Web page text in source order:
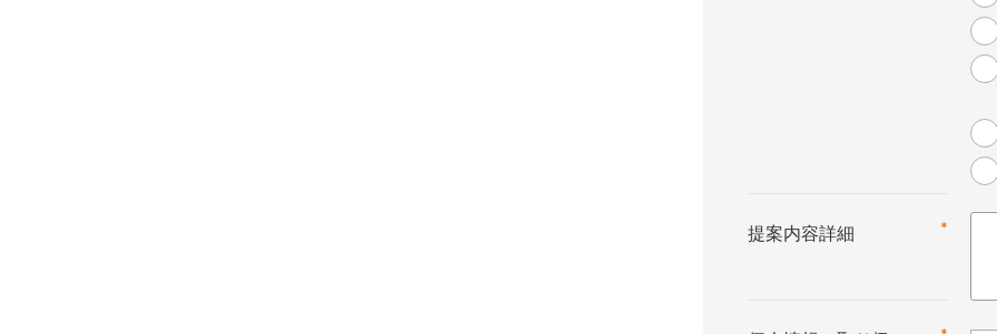
*
提案内容詳細